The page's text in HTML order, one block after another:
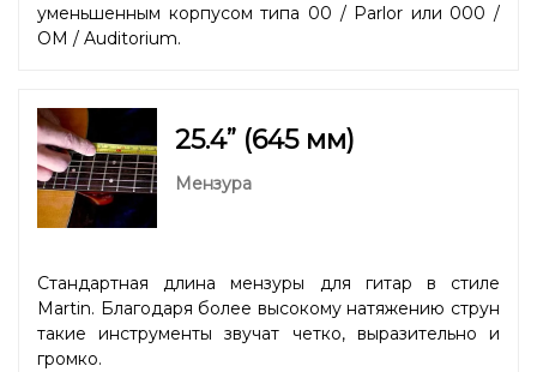
уменьшенным корпусом типа 00 / Parlor или 000 /
OM / Auditorium.
25.4” (645 мм)
Мензура
Стандартная длина мензуры для гитар в стиле
Martin. Благодаря более высокому натяжению струн
такие инструменты звучат четко, выразительно и
громко.